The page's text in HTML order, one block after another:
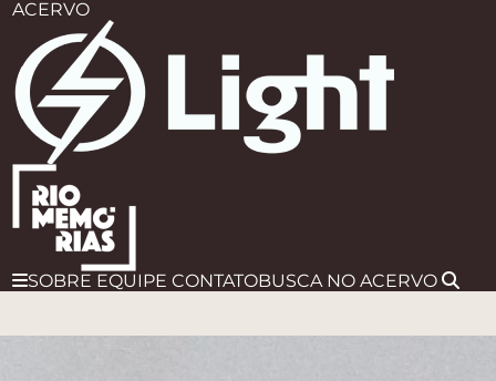
ACERVO
SOBRE EQUIPE CONTATOBUSCA NO ACERVO